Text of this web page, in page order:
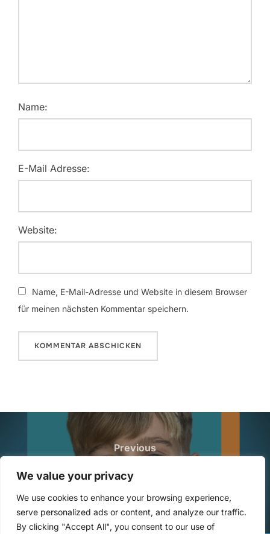
We value your privacy
We use cookies to enhance your browsing experience,
serve personalized ads or content, and analyze our traffic.
By clicking "Accept All", you consent to our use of
Name:
E-Mail Adresse:
Website:
Name, E-Mail-Adresse und Website in diesem Browser
für meinen nächsten Kommentar speichern.
Beitragsnavigation
Previous
Previous
314: Fake Artist mit Michel (12)